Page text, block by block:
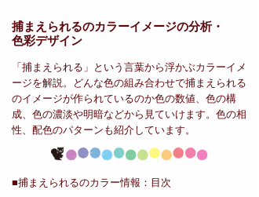
捕まえられるのカラーイメージの分析・
色彩デザイン
「捕まえられる」という言葉から浮かぶカラーイメ
ージを解説。どんな色の組み合わせで捕まえられる
のイメージが作られているのか色の数値、色の構
成、色の濃淡や明暗などから見ていけます。色の相
性、配色のパターンも紹介しています。
■捕まえられるのカラー情報： 目次